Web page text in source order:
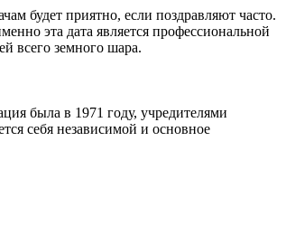
будет приятно, если поздравляют часто.
эта дата является профессиональной
всего земного шара.
была в 1971 году, учредителями
себя независимой и основное